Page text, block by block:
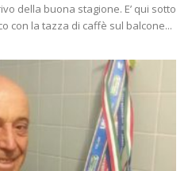
della buona stagione. E’ qui sotto
con la tazza di caffè sul balcone...